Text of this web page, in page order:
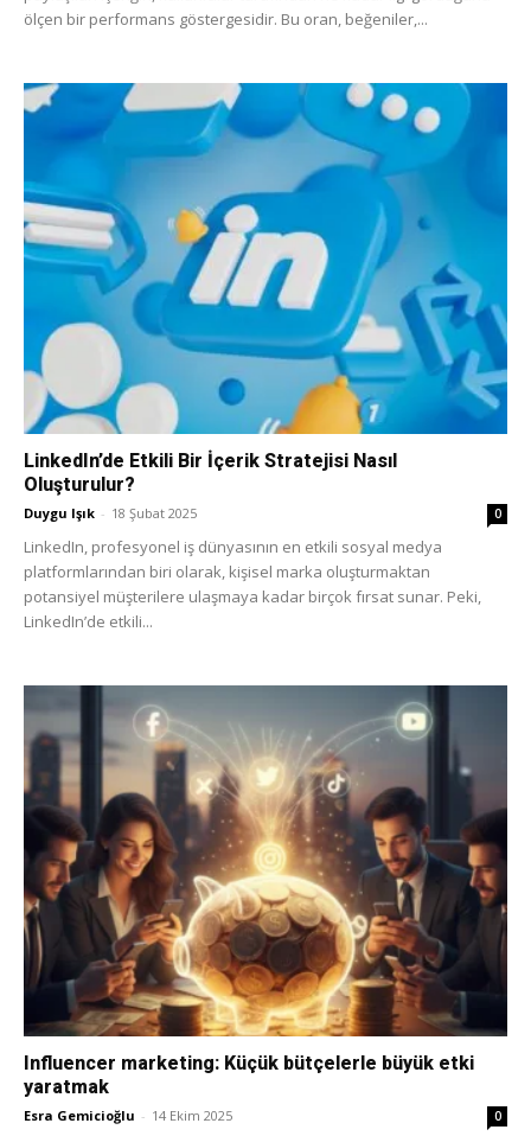
ölçen bir performans göstergesidir. Bu oran, beğeniler,...
LinkedIn’de Etkili Bir İçerik Stratejisi Nasıl
Oluşturulur?
Duygu Işık - 18 Şubat 2025 0
LinkedIn, profesyonel iş dünyasının en etkili sosyal medya
platformlarından biri olarak, kişisel marka oluşturmaktan
potansiyel müşterilere ulaşmaya kadar birçok fırsat sunar. Peki,
LinkedIn’de etkili...
Influencer marketing: Küçük bütçelerle büyük etki
yaratmak
Esra Gemicioğlu - 14 Ekim 2025 0